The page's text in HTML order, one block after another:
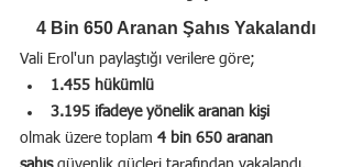
4 Bin 650 Aranan Şahıs Yakalandı
Vali Erol'un paylaştığı verilere göre;
1.455 hükümlü
3.195 ifadeye yönelik aranan kişi
olmak üzere toplam 4 bin 650 aranan